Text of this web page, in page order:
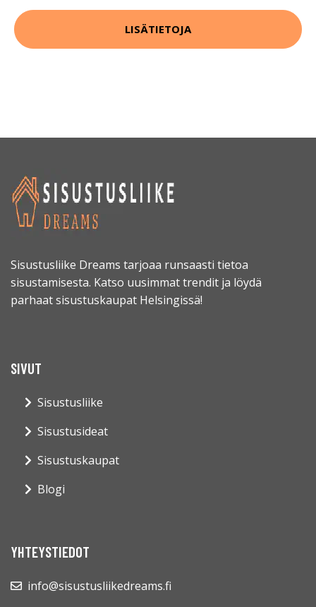
LISÄTIETOJA
Sisustusliike Dreams tarjoaa runsaasti tietoa
sisustamisesta. Katso uusimmat trendit ja löydä
parhaat sisustuskaupat Helsingissä!
SIVUT
Sisustusliike
Sisustusideat
Sisustuskaupat
Blogi
YHTEYSTIEDOT
info@sisustusliikedreams.fi